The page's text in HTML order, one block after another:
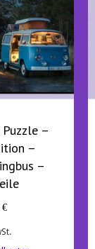
–
–
–
€